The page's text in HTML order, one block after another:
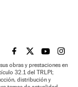
EL PAÍS BRASIL EN
EL PAÍSEL PAÍS
EL
obras y prestaciones en
32.1 del TRLPI;
distribución y